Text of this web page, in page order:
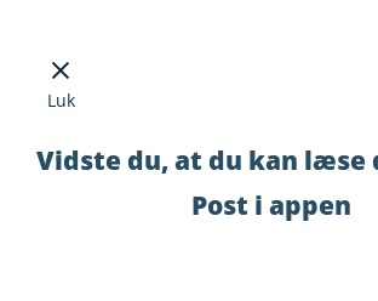
Luk
Vidste du, at du kan læse
Post i appen